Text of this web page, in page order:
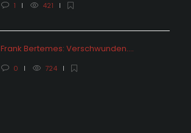
1 421
Frank Bertemes: Verschwunden….
0 724